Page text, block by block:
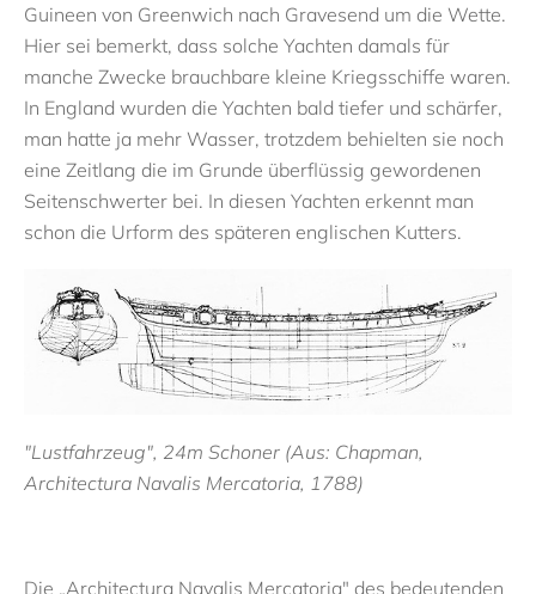
Guineen von Greenwich nach Gravesend um die Wette.
Hier sei bemerkt, dass solche Yachten damals für
manche Zwecke brauchbare kleine Kriegsschiffe waren.
In England wurden die Yachten bald tiefer und schärfer,
man hatte ja mehr Wasser, trotzdem behielten sie noch
eine Zeitlang die im Grunde überflüssig gewordenen
Seitenschwerter bei. In diesen Yachten erkennt man
schon die Urform des späteren englischen Kutters.
"Lustfahrzeug", 24m Schoner (Aus: Chapman,
Architectura Navalis Mercatoria, 1788)
Die „Architectura Navalis Mercatoria" des bedeutenden